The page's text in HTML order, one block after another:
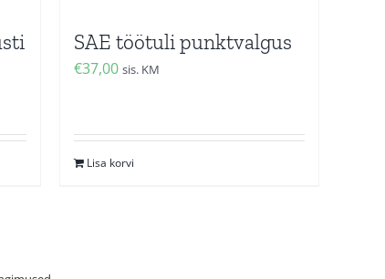
SAE töötuli punktvalgus
€37,00 sis. KM
Lisa korvi